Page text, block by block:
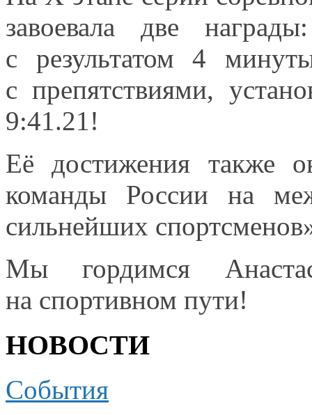
завоевала две
с результатом
4
с препятствиями,
9:41.21!
Её достижения также
команды России на
сильнейших
Мы гордимся
на спортивном пути!
НОВОСТИ
События